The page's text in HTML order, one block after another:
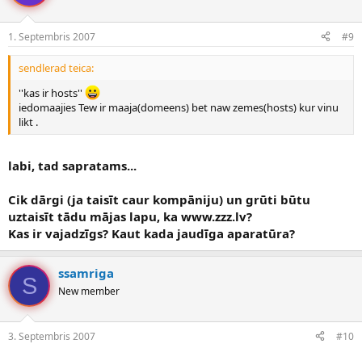
1. Septembris 2007 #9
sendlerad teica:
''kas ir hosts''
iedomaajies Tew ir maaja(domeens) bet naw zemes(hosts) kur vinu
likt .
labi, tad sapratams...
Cik dārgi (ja taisīt caur kompāniju) un grūti būtu
uztaisīt tādu mājas lapu, ka www.zzz.lv?
Kas ir vajadzīgs? Kaut kada jaudīga aparatūra?
S ssamriga
New member
3. Septembris 2007 #10